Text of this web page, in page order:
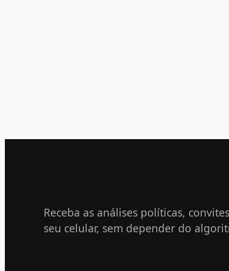
Receba as análises políticas,
seu celular, sem depender do